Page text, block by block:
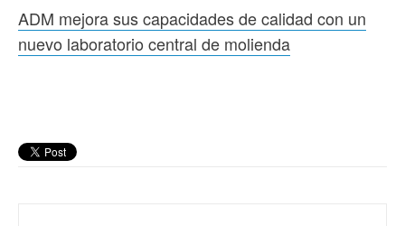
ADM mejora sus capacidades de calidad con un
nuevo laboratorio central de molienda